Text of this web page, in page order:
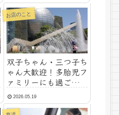
お店のこと
双子ちゃん・三つ子ち
ゃん大歓迎！多胎児フ
ァミリーにも過ごしや
すいお店です
2026.05.19